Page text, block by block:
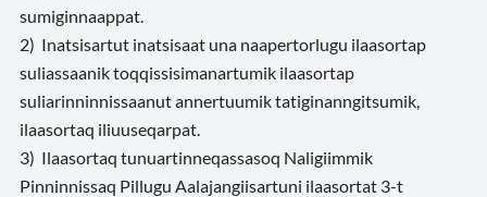
sumiginnaappat.
2) Inatsisartut inatsisaat una naapertorlugu ilaasortap
suliassaanik toqqissisimanartumik ilaasortap
suliarinninnissaanut annertuumik tatiginanngitsumik,
ilaasortaq iliuuseqarpat.
3) Ilaasortaq tunuartinneqassasoq Naligiimmik
Pinninnissaq Pillugu Aalajangiisartuni ilaasortat 3-t